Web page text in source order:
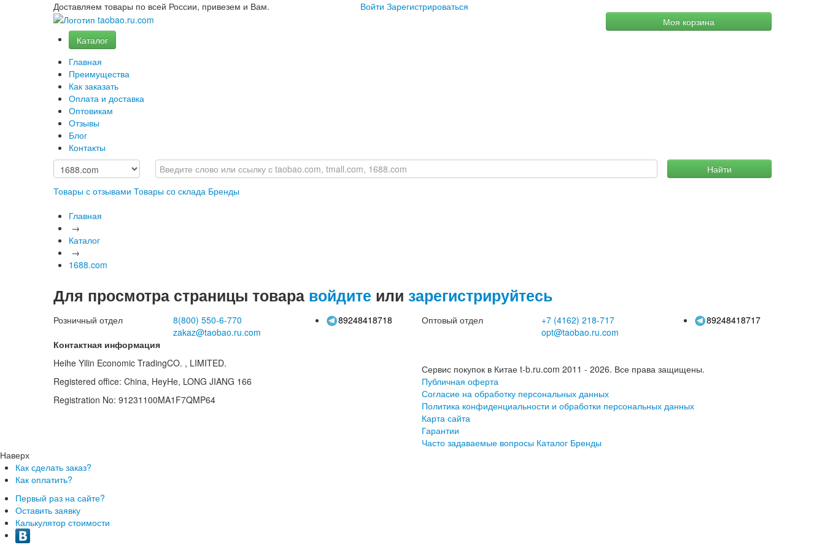
Доставляем товары по всей России, привезем и Вам. Войти Зарегистрироваться
Моя корзина
Каталог
Главная
Преимущества
Как заказать
Оплата и доставка
Оптовикам
Отзывы
Блог
Контакты
Товары с отзывами Товары со склада Бренды
Найти
Главная
→
Каталог
→
1688.com
Для просмотра страницы товара войдите или зарегистрируйтесь
Розничный отдел 8(800) 550-6-770
zakaz@taobao.ru.com
89248418718 Оптовый отдел +7 (4162) 218-717
opt@taobao.ru.com
89248418717
Контактная информация
Heihe Yilin Economic TradingCO. , LIMITED.
Registered office: China, HeyHe, LONG JIANG 166
Registration No: 91231100MA1F7QMP64
Сервис покупок в Китае t-b.ru.com 2011 - 2026. Все права защищены.
Публичная оферта
Согласие на обработку персональных данных
Политика конфиденциальности и обработки персональных данных
Карта сайта
Гарантии
Часто задаваемые вопросы Каталог Бренды
Наверх
Как сделать заказ?
Как оплатить?
Первый раз на сайте?
Оставить заявку
Калькулятор стоимости